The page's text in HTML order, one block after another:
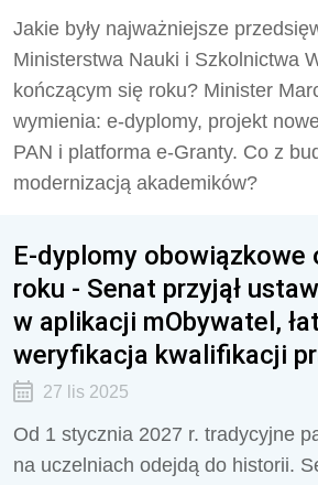
Jakie były najważniejsze
Ministerstwa Nauki i Szkolnictwa
kończącym się roku? Minister
wymienia: e-dyplomy, projekt
PAN i platforma e-Granty. Co z
modernizacją akademików?
E-dyplomy obowiązkowe
roku - Senat przyjął
w aplikacji mObywatel,
weryfikacja kwalifikacji
27 lis 2025
Od 1 stycznia 2027 r. tradycyjne
na uczelniach odejdą do historii.